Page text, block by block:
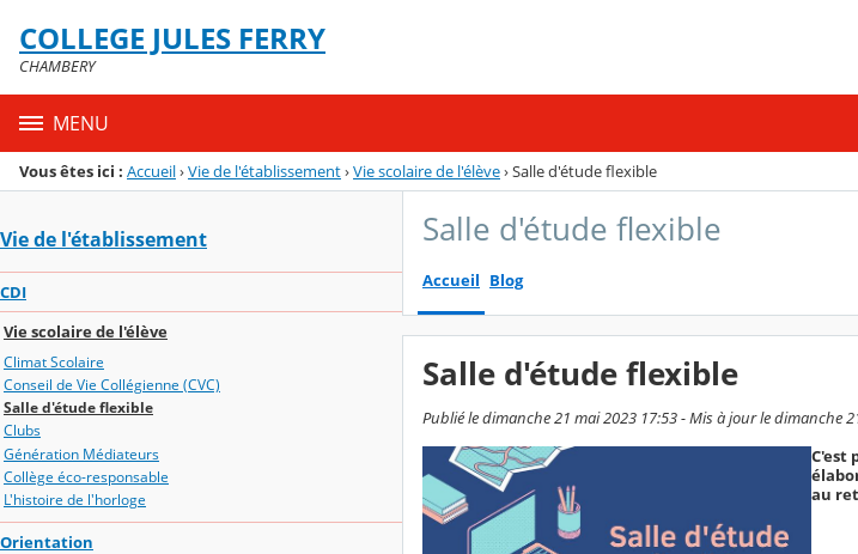
Menu de la rubrique
Contenu
COLLEGE JULES FERRY
CHAMBERY
MENU
Vous êtes ici : Accueil›Vie de l'établissement›Vie scolaire de l'élève›Salle d'étude flexible
Vie de l'établissement
CDI
Vie scolaire de l'élève
Climat Scolaire
Conseil de Vie Collégienne (CVC)
Salle d'étude flexible
Clubs
Génération Médiateurs
Collège éco-responsable
L'histoire de l'horloge
Orientation
Salle d'étude flexible
Accueil Blog
Salle d'étude flexible
Publié le dimanche 21 mai 2023 17:53 - Mis à jour le dimanche
C'est
au